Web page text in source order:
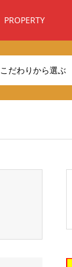
PROPERTY
こだわりから選ぶ